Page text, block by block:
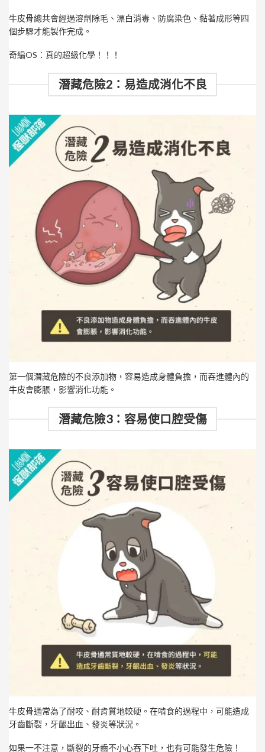
牛皮骨總共會經過溶劑除毛、漂白消毒、防腐染色、黏著成形等四
個步驟才能製作完成。
奇編OS：真的超級化學！！！
潛藏危險2：易造成消化不良
第一個潛藏危險的不良添加物，容易造成身體負擔，而吞進體內的
牛皮會膨脹，影響消化功能。
潛藏危險3：容易使口腔受傷
牛皮骨通常為了耐咬、耐肯質地較硬。在啃食的過程中，可能造成
牙齒斷裂，牙齦出血、發炎等狀況。
如果一不注意，斷裂的牙齒不小心吞下吐，也有可能發生危險！